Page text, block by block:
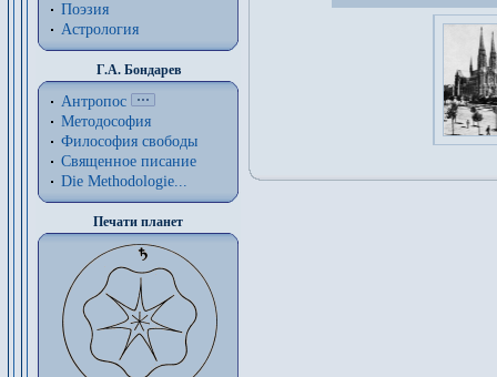
Поэзия
Астрология
Г.А. Бондарев
Антропос
Методософия
Философия cвободы
Священное писание
Die Methodologie...
Печати планет